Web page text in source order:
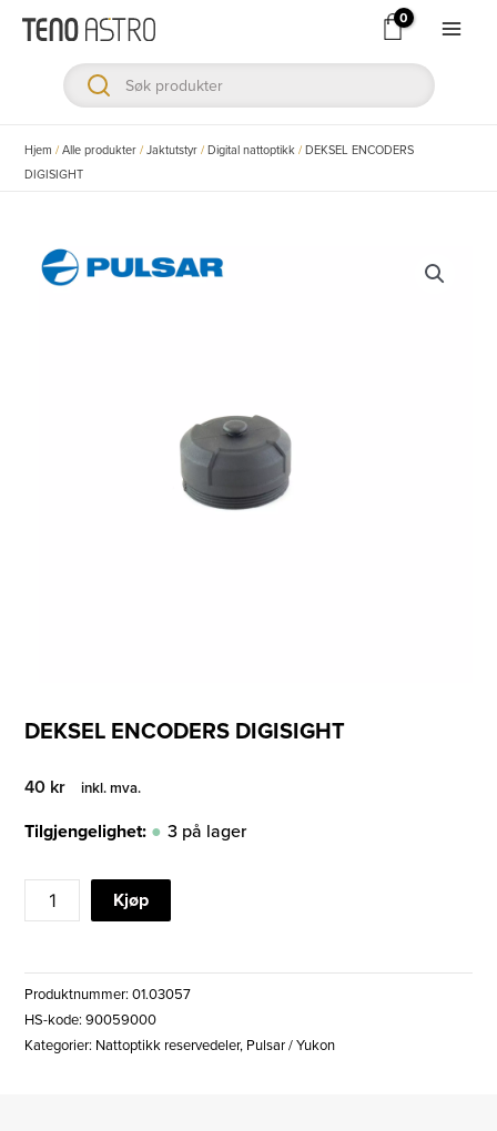
Hopp
innholdet
Hjem /Alle produkter /Jaktutstyr /Digital nattoptikk /DEKSEL ENCODERS
DIGISIGHT
DEKSEL ENCODERS DIGISIGHT
40 kr inkl. mva.
Tilgjengelighet: 3 på lager
DEKSEL
ENCODERS
antall
Kjøp
Produktnummer:01.03057
HS-kode: 90059000
Kategorier: Nattoptikk reservedeler, Pulsar / Yukon